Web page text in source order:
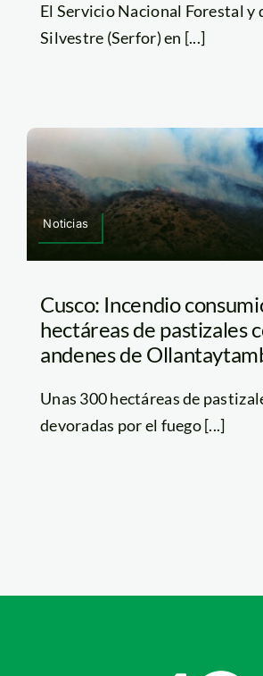
El Servicio Nacional Forestal y
Silvestre (Serfor) en [...]
Noticias
Cusco: Incendio
hectáreas de pastizales
andenes de
Unas 300 hectáreas de
devoradas por el fuego [...]